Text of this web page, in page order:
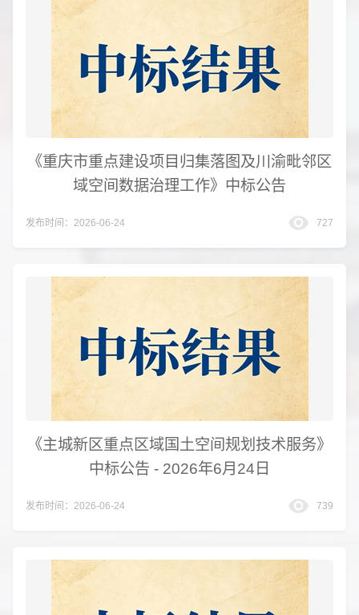
《重庆市重点建设项目归集落图及川渝毗邻区
域空间数据治理工作》中标公告
发布时间：2026-06-24 727
《主城新区重点区域国土空间规划技术服务》
中标公告 - 2026年6月24日
发布时间：2026-06-24 739